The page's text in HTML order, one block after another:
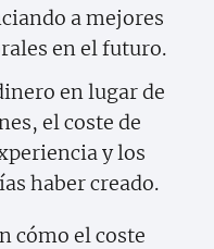
a mejores
en el futuro.
en lugar de
el coste de
y los
haber creado.
cómo el coste